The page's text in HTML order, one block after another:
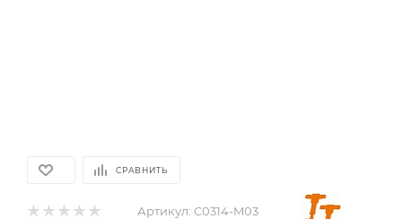
СРАВНИТЬ
Артикул: C0314-M03